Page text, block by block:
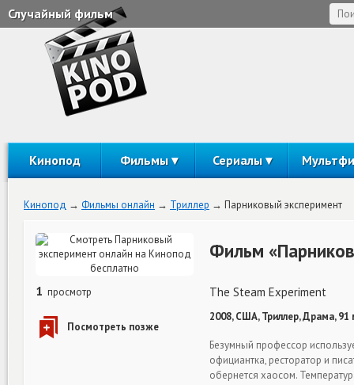
Случайный фильм
Кинопод Фильмы Сериалы
Кинопод Фильмы онлайн Триллер Парниковый эксперимент
1 просмотр
Фильм
The Steam Experiment
2008, США, Триллер, Драма, 91
Безумный профессор
официантка, ресторатор и
обернется хаосом.